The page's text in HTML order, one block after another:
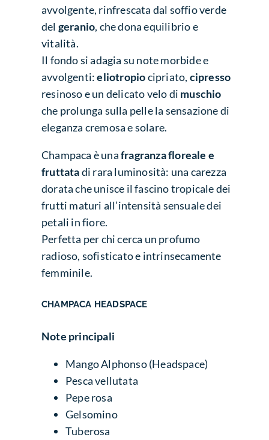
avvolgente, rinfrescata dal soffio verde
del geranio, che dona equilibrio e
vitalità.
Il fondo si adagia su note morbide e
avvolgenti:eliotropiocipriato, cipresso
resinoso e un delicato velo di muschio
che prolunga sulla pelle la sensazione di
eleganza cremosa e solare.
Champaca è unafragranza floreale e
fruttatadi rara luminosità: una carezza
dorata che unisce il fascino tropicale dei
frutti maturi all’intensità sensuale dei
petali in fiore.
Perfetta per chi cerca un profumo
radioso, sofisticato e intrinsecamente
femminile.
CHAMPACA HEADSPACE
Note principali
Mango Alphonso (Headspace)
Pesca vellutata
Pepe rosa
Gelsomino
Tuberosa